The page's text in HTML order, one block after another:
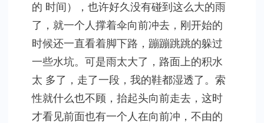
的 时间），也许好久没有碰到这么大的雨
了，就一个人撑着伞向前冲去，刚开始的
时候还一直看着脚下路，蹦蹦跳跳的躲过
一些水坑。可是雨太大了，路面上的积水
太 多了，走了一段，我的鞋都湿透了。索
性就什么也不顾，抬起头向前走去，这时
才看见前面也有一个人在向前冲，不由的